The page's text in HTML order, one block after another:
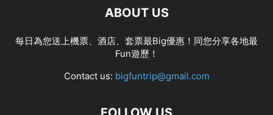
ABOUT US
每日為您送上機票、酒店、套票最Big優惠！同您分享各地最
Fun遊歷！
Contact us: bigfuntrip@gmail.com